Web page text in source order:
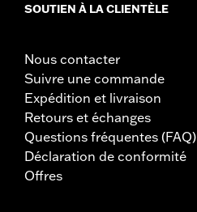
SOUTIEN À LA CLIENTÈLE
Nous contacter
Suivre une commande
Expédition et livraison
Retours et échanges
Questions fréquentes (FAQ)
Déclaration de conformité
Offres